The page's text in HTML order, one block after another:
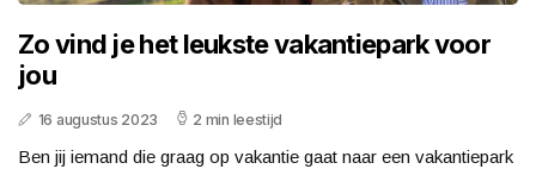
Zo vind je het leukste vakantiepark voor
jou
16 augustus 2023 2 min leestijd
Ben jij iemand die graag op vakantie gaat naar een vakantiepark